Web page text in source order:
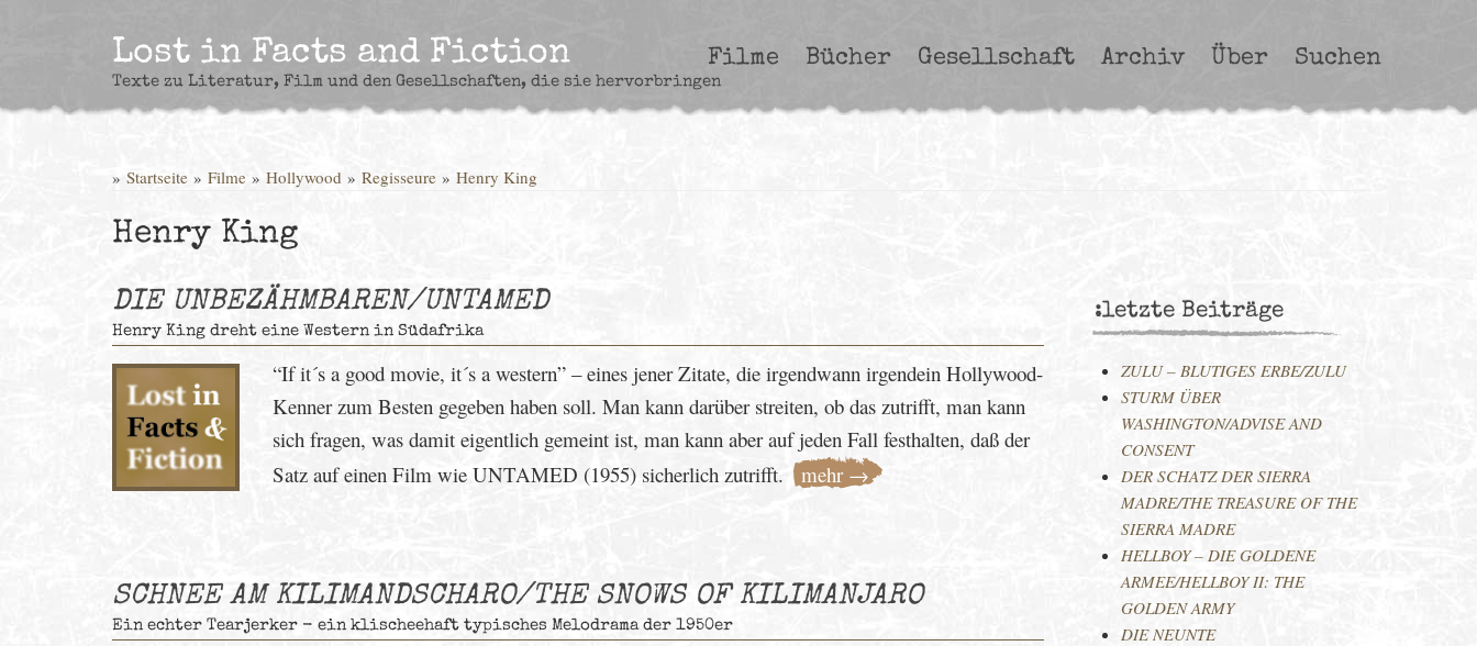
Lost in Facts and Fiction
Texte zu Literatur, Film und den Gesellschaften, die sie hervorbringen
Filme Bücher Gesellschaft Archiv Über Suchen
» Startseite » Filme » Hollywood » Regisseure » Henry King
Henry King
DIE UNBEZÄHMBAREN/UNTAMED
Henry King dreht eine Western in Südafrika
“If it´s a good movie, it´s a western” – eines jener Zitate, die irgendwann irgendein Hollywood-
Kenner zum Besten gegeben haben soll. Man kann darüber streiten, ob das zutrifft, man kann
sich fragen, was damit eigentlich gemeint ist, man kann aber auf jeden Fall festhalten, daß der
Satz auf einen Film wie UNTAMED (1955) sicherlich zutrifft.
mehr →
SCHNEE AM KILIMANDSCHARO/THE SNOWS OF KILIMANJARO
Ein echter Tearjerker - ein klischeehaft typisches Melodrama der 1950er
:letzte Beiträge
ZULU – BLUTIGES ERBE/ZULU
STURM ÜBER
WASHINGTON/ADVISE AND
CONSENT
DER SCHATZ DER SIERRA
MADRE/THE TREASURE OF THE
SIERRA MADRE
HELLBOY – DIE GOLDENE
ARMEE/HELLBOY II: THE
GOLDEN ARMY
DIE NEUNTE